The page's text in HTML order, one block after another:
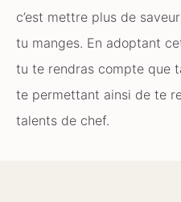
c’est mettre plus de
tu manges. En adoptant
tu te rendras compte que
te permettant ainsi de te
talents de chef.